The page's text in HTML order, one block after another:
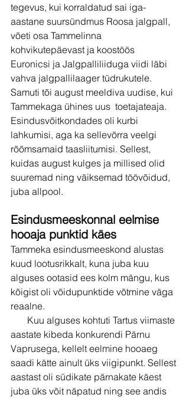
tegevus, kui korraldatud sai iga-
aastane suursündmus Roosa jalgpall,
võeti osa Tammelinna
kohvikutepäevast ja koostöös
Euronicsi ja Jalgpalliliiduga viidi läbi
vahva jalgpallilaager tüdrukutele.
Samuti tõi august meeldiva uudise, kui
Tammekaga ühines uus  toetajateaja.
Esindusvõitkondades oli kurbi
lahkumisi, aga ka sellevõrra veelgi
rõõmsamaid taasliitumisi. Sellest,
kuidas august kulges ja millised olid
suuremad ning väiksemad töövõidud,
juba allpool.
Esindusmeeskonnal eelmise
hooaja punktid käes
Tammeka esindusmeeskond alustas
kuud lootusrikkalt, kuna juba kuu
alguses ootasid ees kolm mängu, kus
kõigist oli võidupunktide võtmine väga
reaalne.
Kuu alguses kohtuti Tartus viimaste
aastate kibeda konkurendi Pärnu
Vaprusega, kellelt eelmine hooaeg
saadi kätte ainult üks viigipunkt. Sellest
aastast oli südikate pärnakate käest
juba üks võit näpatud ning see andis